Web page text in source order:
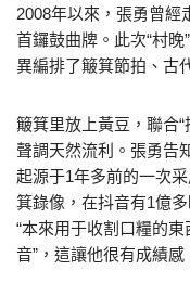
2008年以來，張勇曾經
首鑼鼓曲牌。此次“村
異編排了簸箕節拍、古
簸箕里放上黃豆，聯合“
聲調天然流利。張勇告
起源于1年多前的一次
箕錄像，在抖音有1億
“本來用于收割口糧的
音”，這讓他很有成績感